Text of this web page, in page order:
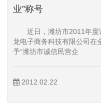
业”称号
近日，潍坊市2011年度
龙电子商务科技有限公司在
予“潍坊市诚信民营企
2012.02.22